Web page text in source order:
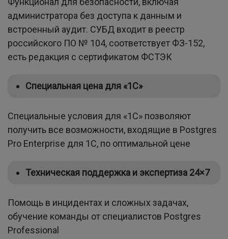
администратора без доступа к данным и
встроенный аудит. СУБД входит в реестр
российского ПО № 104, соответствует ФЗ-152,
есть редакция с сертификатом ФСТЭК
Специальная цена для «1С»
Специальные условия для «1С» позволяют
получить все возможности, входящие в Postgres
Pro Enterprise для 1С, по оптимальной цене
Техническая поддержка и экспертиза 24×7
Помощь в инцидентах и сложных задачах,
обучение команды от специалистов Postgres
Professional